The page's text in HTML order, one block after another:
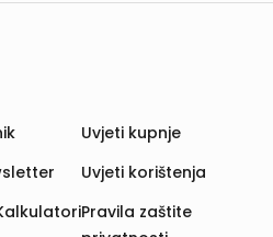
Uvjeti kupnje
Uvjeti korištenja
Pravila zaštite